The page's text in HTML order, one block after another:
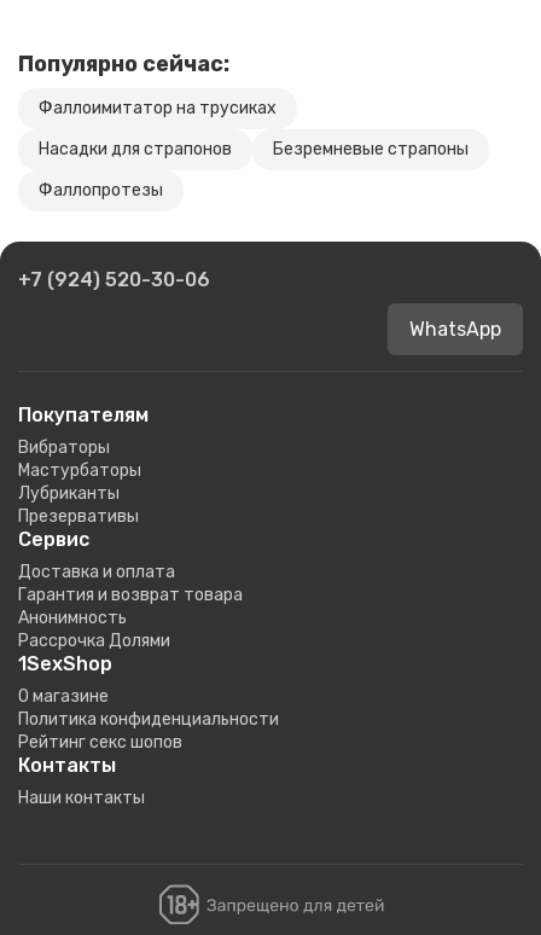
Популярно сейчас:
Фаллоимитатор на трусиках
Насадки для страпонов
Безремневые страпоны
Фаллопротезы
+7 (924) 520-30-06
WhatsApp
Покупателям
Вибраторы
Мастурбаторы
Лубриканты
Презервативы
Сервис
Доставка и оплата
Гарантия и возврат товара
Анонимность
Рассрочка Долями
1SexShop
О магазине
Политика конфиденциальности
Рейтинг секс шопов
Контакты
Наши контакты